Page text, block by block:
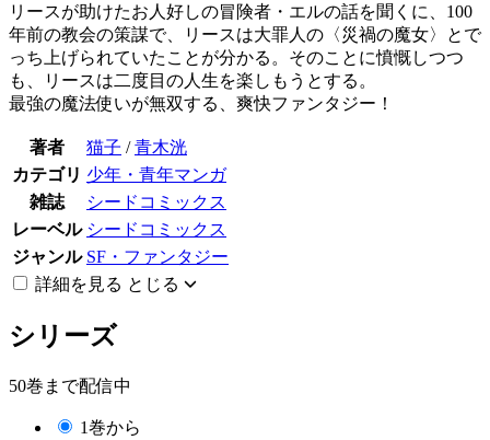
リースが助けたお人好しの冒険者・エルの話を聞くに、100
年前の教会の策謀で、リースは大罪人の〈災禍の魔女〉とで
っち上げられていたことが分かる。そのことに憤慨しつつ
も、リースは二度目の人生を楽しもうとする。
最強の魔法使いが無双する、爽快ファンタジー！
著者 猫子 /青木洸
カテゴリ 少年・青年マンガ
雑誌
シードコミックス
レーベル シードコミックス
ジャンル SF・ファンタジー
詳細を見る とじる
シリーズ
50巻まで配信中
1巻から